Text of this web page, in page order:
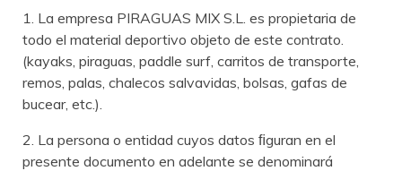
1. La empresa PIRAGUAS MIX S.L. es propietaria de
todo el material deportivo objeto de este contrato.
(kayaks, piraguas, paddle surf, carritos de transporte,
remos, palas, chalecos salvavidas, bolsas, gafas de
bucear, etc.).
2. La persona o entidad cuyos datos ﬁguran en el
presente documento en adelante se denominará